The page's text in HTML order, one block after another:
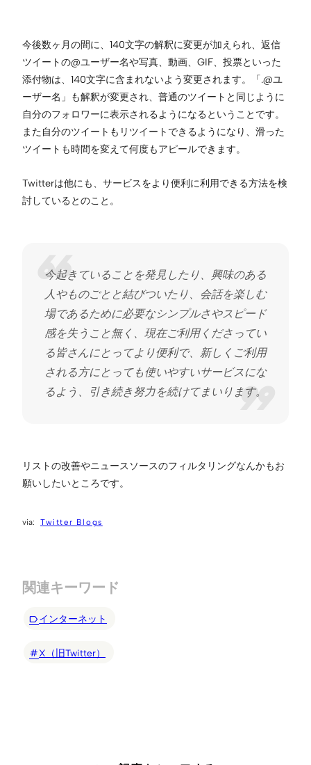
今後数ヶ月の間に、140文字の解釈に変更が加えられ、返信
ツイートの@ユーザー名や写真、動画、GIF、投票といった
添付物は、140文字に含まれないよう変更されます。「.@ユ
ーザー名」も解釈が変更され、普通のツイートと同じように
自分のフォロワーに表示されるようになるということです。
また自分のツイートもリツイートできるようになり、滑った
ツイートも時間を変えて何度もアピールできます。
Twitterは他にも、サービスをより便利に利用できる方法を検
討しているとのこと。
今起きていることを発見したり、興味のある
人やものごとと結びついたり、会話を楽しむ
場であるために必要なシンプルさやスピード
感を失うこと無く、現在ご利用くださってい
る皆さんにとってより便利で、新しくご利用
される方にとっても使いやすいサービスにな
るよう、引き続き努力を続けてまいります。
リストの改善やニュースソースのフィルタリングなんかもお
願いしたいところです。
Twitter Blogs
関連キーワード
インターネット
X（旧Twitter）